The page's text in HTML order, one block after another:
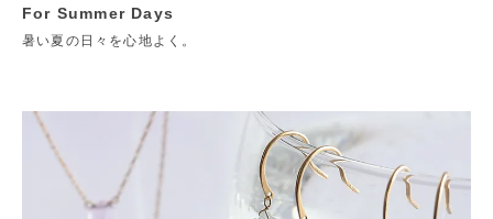
For Summer Days
暑い夏の日々を心地よく。